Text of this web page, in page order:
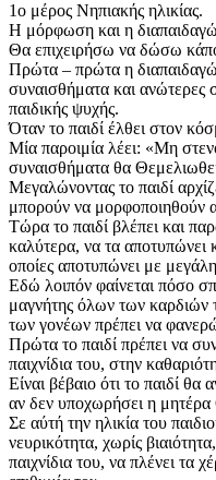
1ο μέρος Νηπιακής ηλικίας.
Η μόρφωση και η
Θα επιχειρήσω να δώσω
Πρώτα – πρώτα η
συναισθήματα και ανώτερες
παιδικής ψυχής.
Όταν το παιδί έλθει στον
Μία παροιμία λέει: «Μη
συναισθήματα θα
Μεγαλώνοντας το παιδί
μπορούν να μορφοποιηθούν
Τώρα το παιδί βλέπει και
καλύτερα, να τα αποτυπώνει
οποίες αποτυπώνει με
Εδώ λοιπόν φαίνεται πόσο
μαγνήτης όλων των καρδιών
των γονέων πρέπει να
Πρώτα το παιδί πρέπει να
παιχνίδια του, στην
Είναι βέβαιο ότι το παιδί
αν δεν υποχωρήσει η μητέρα
Σε αύτή την ηλικία του
νευρικότητα, χωρίς
παιχνίδια του, να πλένει τα